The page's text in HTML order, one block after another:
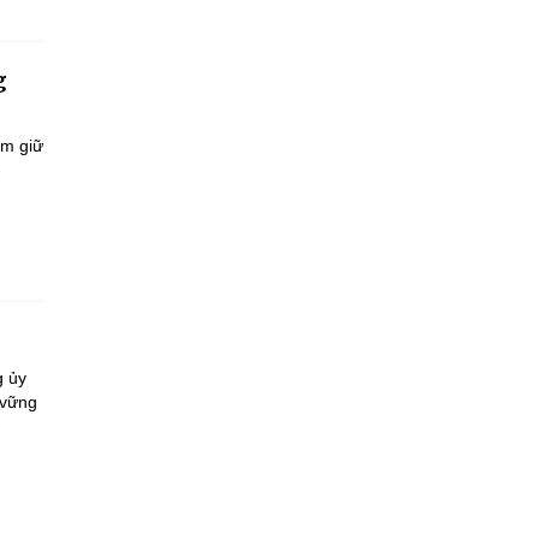
giữ
ủy